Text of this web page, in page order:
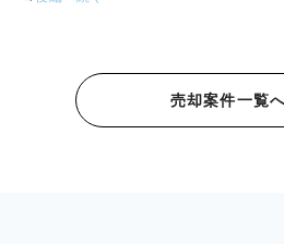
売却案件一覧